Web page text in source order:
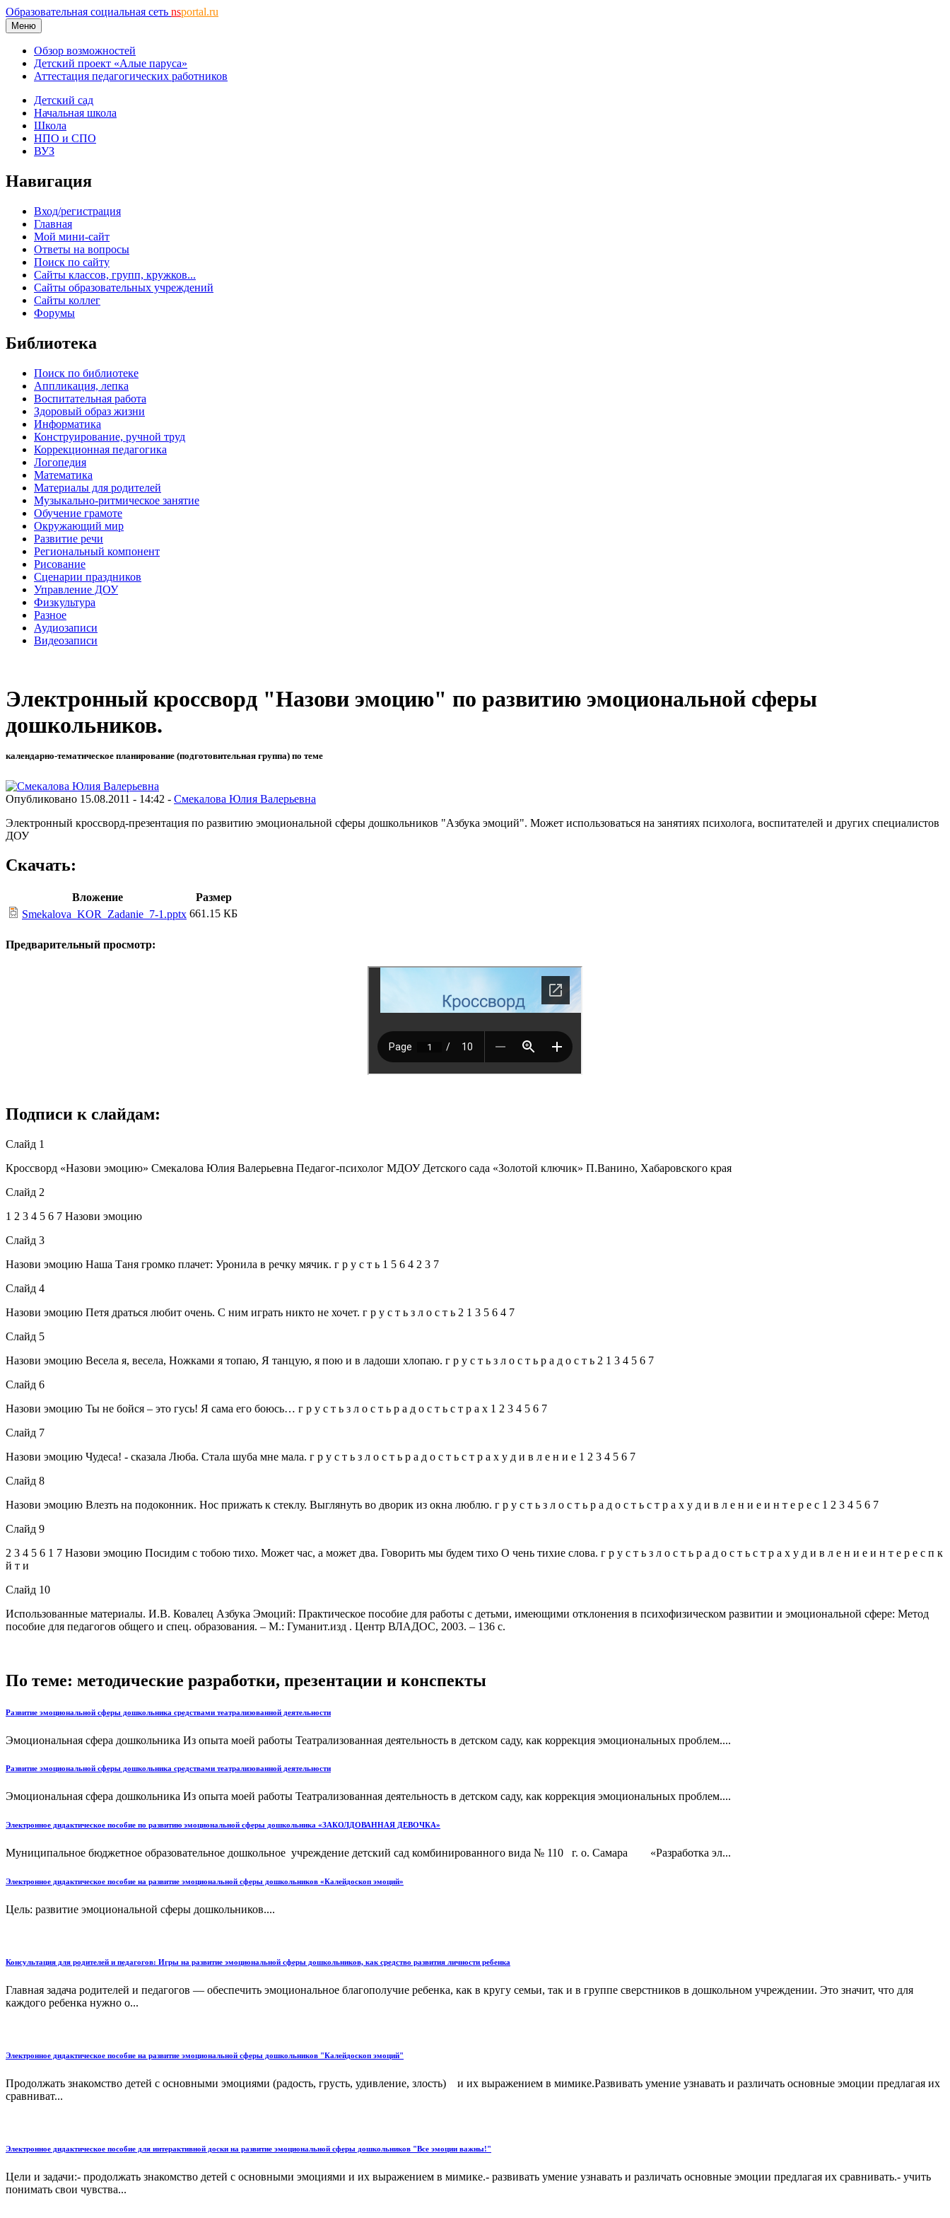
Образовательная социальная сеть nsportal.ru
Меню
Обзор возможностей
Детский проект «Алые паруса»
Аттестация педагогических работников
Детский сад
Начальная школа
Школа
НПО и СПО
ВУЗ
Навигация
Вход/регистрация
Главная
Мой мини-сайт
Ответы на вопросы
Поиск по сайту
Сайты классов, групп, кружков...
Сайты образовательных учреждений
Сайты коллег
Форумы
Библиотека
Поиск по библиотеке
Аппликация, лепка
Воспитательная работа
Здоровый образ жизни
Информатика
Конструирование, ручной труд
Коррекционная педагогика
Логопедия
Математика
Материалы для родителей
Музыкально-ритмическое занятие
Обучение грамоте
Окружающий мир
Развитие речи
Региональный компонент
Рисование
Сценарии праздников
Управление ДОУ
Физкультура
Разное
Аудиозаписи
Видеозаписи
Электронный кроссворд "Назови эмоцию" по развитию эмоциональной сферы
дошкольников.
календарно-тематическое планирование (подготовительная группа) по теме
Опубликовано 15.08.2011 - 14:42 - Смекалова Юлия Валерьевна
Электронный кроссворд-презентация по развитию эмоциональной сферы дошкольников "Азбука эмоций". Может использоваться на занятиях психолога, воспитателей и других специалистов
ДОУ
Скачать:
Вложение
Размер
Smekalova_KOR_Zadanie_7-1.pptx 661.15 КБ
Предварительный просмотр:
Подписи к слайдам:
Слайд 1
Кроссворд «Назови эмоцию» Смекалова Юлия Валерьевна Педагог-психолог МДОУ Детского сада «Золотой ключик» П.Ванино, Хабаровского края
Слайд 2
1 2 3 4 5 6 7 Назови эмоцию
Слайд 3
Назови эмоцию Наша Таня громко плачет: Уронила в речку мячик. г р у с т ь 1 5 6 4 2 3 7
Слайд 4
Назови эмоцию Петя драться любит очень. С ним играть никто не хочет. г р у с т ь з л о с т ь 2 1 3 5 6 4 7
Слайд 5
Назови эмоцию Весела я, весела, Ножками я топаю, Я танцую, я пою и в ладоши хлопаю. г р у с т ь з л о с т ь р а д о с т ь 2 1 3 4 5 6 7
Слайд 6
Назови эмоцию Ты не бойся – это гусь! Я сама его боюсь… г р у с т ь з л о с т ь р а д о с т ь с т р а х 1 2 3 4 5 6 7
Слайд 7
Назови эмоцию Чудеса! - сказала Люба. Стала шуба мне мала. г р у с т ь з л о с т ь р а д о с т ь с т р а х у д и в л е н и е 1 2 3 4 5 6 7
Слайд 8
Назови эмоцию Влезть на подоконник. Нос прижать к стеклу. Выглянуть во дворик из окна люблю. г р у с т ь з л о с т ь р а д о с т ь с т р а х у д и в л е н и е и н т е р е с 1 2 3 4 5 6 7
Слайд 9
2 3 4 5 6 1 7 Назови эмоцию Посидим с тобою тихо. Может час, а может два. Говорить мы будем тихо О чень тихие слова. г р у с т ь з л о с т ь р а д о с т ь с т р а х у д и в л е н и е и н т е р е с п к
й т и
Слайд 10
Использованные материалы. И.В. Ковалец Азбука Эмоций: Практическое пособие для работы с детьми, имеющими отклонения в психофизическом развитии и эмоциональной сфере: Метод
пособие для педагогов общего и спец. образования. – М.: Гуманит.изд . Центр ВЛАДОС, 2003. – 136 с.
По теме: методические разработки, презентации и конспекты
Развитие эмоциональной сферы дошкольника средствами театрализованной деятельности
Эмоциональная сфера дошкольника Из опыта моей работы Театрализованная деятельность в детском саду, как коррекция эмоциональных проблем....
Развитие эмоциональной сферы дошкольника средствами театрализованной деятельности
Эмоциональная сфера дошкольника Из опыта моей работы Театрализованная деятельность в детском саду, как коррекция эмоциональных проблем....
Электронное дидактическое пособие по развитию эмоциональной сферы дошкольника «ЗАКОЛДОВАННАЯ ДЕВОЧКА»
Муниципальное бюджетное образовательное дошкольное учреждение детский сад комбинированного вида № 110 г. о. Самара «Разработка эл...
Электронное дидактическое пособие на развитие эмоциональной сферы дошкольников «Калейдоскоп эмоций»
Цель: развитие эмоциональной сферы дошкольников....
Консультация для родителей и педагогов: Игры на развитие эмоциональной сферы дошкольников, как средство развития личности ребенка
Главная задача родителей и педагогов — обеспечить эмоциональное благополучие ребенка, как в кругу семьи, так и в группе сверстников в дошкольном учреждении. Это значит, что для
каждого ребенка нужно о...
Электронное дидактическое пособие на развитие эмоциональной сферы дошкольников "Калейдоскоп эмоций"
Продолжать знакомство детей с основными эмоциями (радость, грусть, удивление, злость) и их выражением в мимике.Развивать умение узнавать и различать основные эмоции предлагая их
сравниват...
Электронное дидактическое пособие для интерактивной доски на развитие эмоциональной сферы дошкольников "Все эмоции важны!"
Цели и задачи:- продолжать знакомство детей с основными эмоциями и их выражением в мимике.- развивать умение узнавать и различать основные эмоции предлагая их сравнивать.- учить
понимать свои чувства...